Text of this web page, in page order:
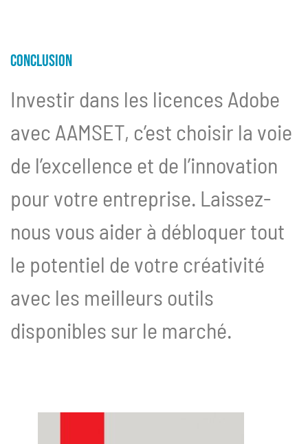
Conclusion
Investir dans les licences Adobe
avec AAMSET, c’est choisir la voie
de l’excellence et de l’innovation
pour votre entreprise. Laissez-
nous vous aider à débloquer tout
le potentiel de votre créativité
avec les meilleurs outils
disponibles sur le marché.